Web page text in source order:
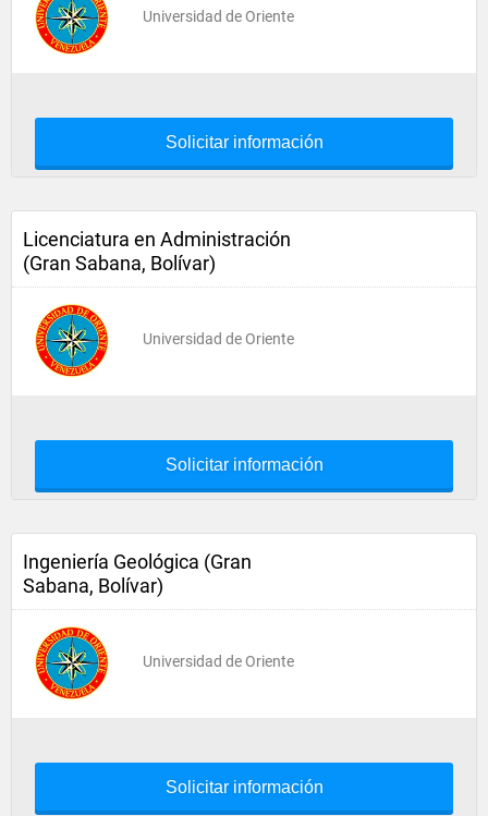
Universidad de Oriente
Solicitar información
Licenciatura en Administración
(Gran Sabana, Bolívar)
Universidad de Oriente
Solicitar información
Ingeniería Geológica (Gran
Sabana, Bolívar)
Universidad de Oriente
Solicitar información